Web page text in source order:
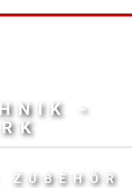
-
ZUBEHÖR